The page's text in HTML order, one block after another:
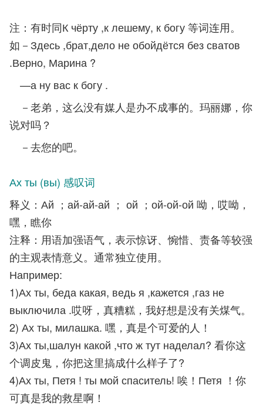
注：有时同К чёрту ,к лешему, к богу 等词连用。
如－Здесь ,брат,дело не обойдётся без сватов
.Верно, Марина ?
—а ну вас к богу .
－老弟，这么没有媒人是办不成事的。玛丽娜，你
说对吗？
－去您的吧。
Ах ты (вы) 感叹词
释义：Ай ；ай-ай-ай ； ой ；ой-ой-ой 呦，哎呦，
嘿，瞧你
注释：用语加强语气，表示惊讶、惋惜、责备等较强
的主观表情意义。通常独立使用。
Например:
1)Ах ты, беда какая, ведь я ,кажется ,газ не
выключила .哎呀，真糟糕，我好想是没有关煤气。
2) Ах ты, милашка. 嘿，真是个可爱的人！
3)Ах ты,шалун какой ,что ж тут наделал? 看你这
个调皮鬼，你把这里搞成什么样子了?
4)Ах ты, Петя ! ты мой спаситель! 唉！Петя ！你
可真是我的救星啊！